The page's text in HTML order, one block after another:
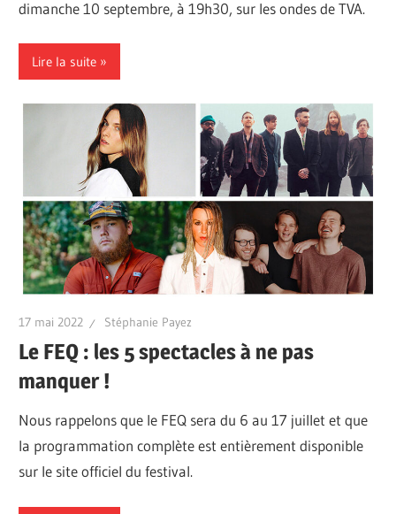
dimanche 10 septembre, à 19h30, sur les ondes de TVA.
Lire la suite
17 mai 2022 Stéphanie Payez
Le FEQ : les 5 spectacles à ne pas
manquer !
Nous rappelons que le FEQ sera du 6 au 17 juillet et que
la programmation complète est entièrement disponible
sur le site officiel du festival.